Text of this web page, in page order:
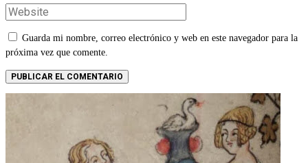
Guarda mi nombre, correo electrónico y web en este navegador para la
próxima vez que comente.